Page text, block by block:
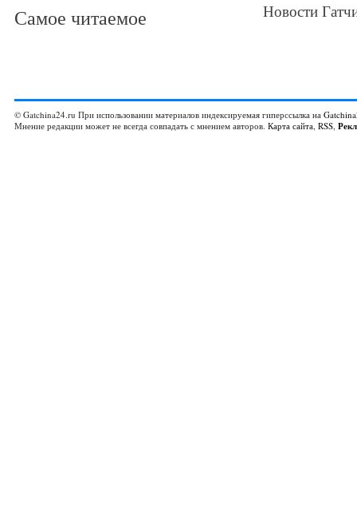
Самое читаемое Новости
© Gatchina24.ru При использовании материалов индексируемая гиперссылка на
Мнение редакции может не всегда совпадать с мнением авторов. Карта сайта, RSS,